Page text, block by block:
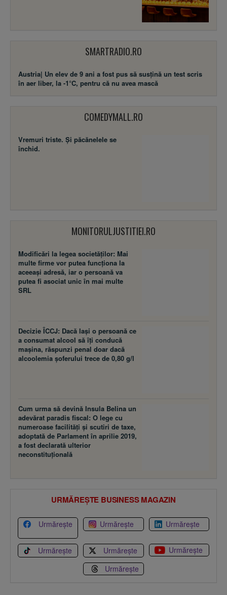
SMARTRADIO.RO
Austria| Un elev de 9 ani a fost pus să susţină un test scris
în aer liber, la -1°C, pentru că nu avea mască
COMEDYMALL.RO
Vremuri triste. Şi păcănelele se
închid.
MONITORULJUSTITIEI.RO
Modificări la legea societăţilor: Mai
multe firme vor putea funcţiona la
aceeaşi adresă, iar o persoană va
putea fi asociat unic în mai multe
SRL
Decizie ÎCCJ: Dacă laşi o persoană ce
a consumat alcool să îţi conducă
maşina, răspunzi penal doar dacă
alcoolemia şoferului trece de 0,80 g/l
Cum urma să devină Insula Belina un
adevărat paradis fiscal: O lege cu
numeroase facilităţi şi scutiri de taxe,
adoptată de Parlament în aprilie 2019,
a fost declarată ulterior
neconstituţională
URMĂREȘTE BUSINESS MAGAZIN
Urmărește Urmărește Urmărește
Urmărește Urmărește
Urmărește
Urmărește